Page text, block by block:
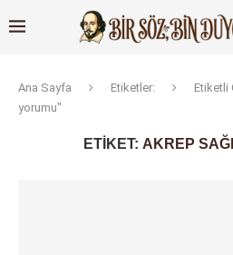
Ana Sayfa Etiketler:
Etiketli
yorumu"
ETIKET: AKREP